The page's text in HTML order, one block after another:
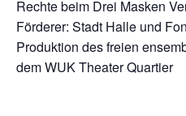
Rechte beim Drei Masken
Förderer: Stadt Halle und
Produktion des freien
dem WUK Theater Quartier